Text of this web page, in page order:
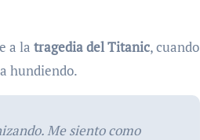
a la tragedia del Titanic, cuando
hundiendo.
Me siento como